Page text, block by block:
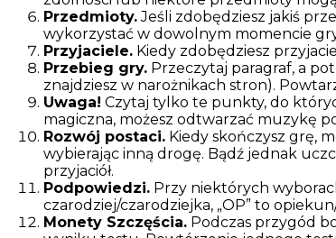
Przedmioty.Jeśli zdobędziesz jakiś
wykorzystać w dowolnym momencie
Przyjaciele. Kiedy zdobędziesz
Przebieg gry. Przeczytaj paragraf, a
znajdziesz w narożnikach stron).
Uwaga! Czytaj tylko te punkty, do
magiczna, możesz odtwarzać muzykę
Rozwój postaci. Kiedy skończysz grę,
wybierając inną drogę. Bądź jednak
przyjaciół.
Podpowiedzi. Przy niektórych
czarodziej/czarodziejka, „OP” to
Monety Szczęścia. Podczas przygód